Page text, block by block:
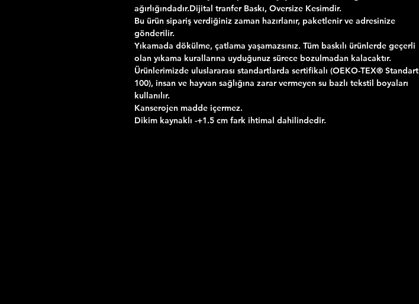
ağırlığındadır.Dijital tranfer Baskı, Oversize Kesimdir.
Bu ürün sipariş verdiğiniz zaman hazırlanır, paketlenir ve adresinize
gönderilir.
Yıkamada dökülme, çatlama yaşamazsınız. Tüm baskılı ürünlerde geçerli
olan yıkama kurallarına uyduğunuz sürece bozulmadan kalacaktır.
Ürünlerimizde uluslararası standartlarda sertifikalı (OEKO-TEX® Standart
100), insan ve hayvan sağlığına zarar vermeyen su bazlı tekstil boyaları
kullanılır.
Kanserojen madde içermez.
Dikim kaynaklı -+1.5 cm fark ihtimal dahilindedir.